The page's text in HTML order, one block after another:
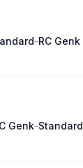
–RC Genk
Genk–Standard